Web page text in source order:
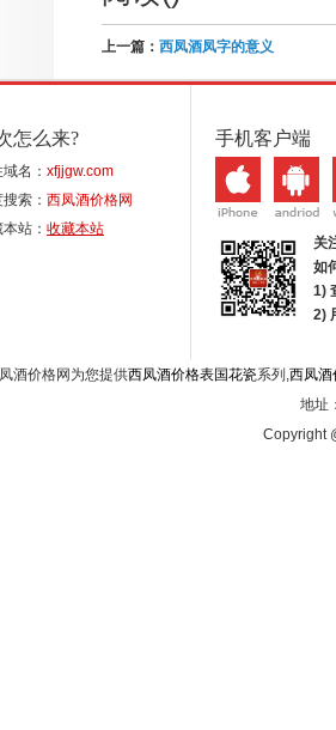
上一篇： 西凤酒凤字的意义
怎么来?
名： xfjjgw.com
索： 西凤酒价格网
站： 收藏本站
手机客户端
关
如
1)
2)
酒价格网为您提供西凤酒价格表国花瓷系列,西凤酒
地址
Copyright